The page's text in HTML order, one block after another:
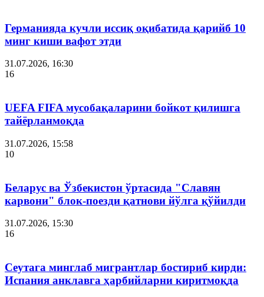
Германияда кучли иссиқ оқибатида қарийб 10
минг киши вафот этди
31.07.2026, 16:30
16
UEFA FIFA мусобақаларини бойкот қилишга
тайёрланмоқда
31.07.2026, 15:58
10
Беларус ва Ўзбекистон ўртасида "Славян
карвони" блок-поезди қатнови йўлга қўйилди
31.07.2026, 15:30
16
Сеутага минглаб мигрантлар бостириб кирди:
Испания анклавга ҳарбийларни киритмоқда